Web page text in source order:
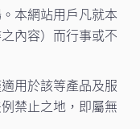
本網站用戶凡就本
內容）而行事或不
用於該等產品及服
禁止之地，即屬無